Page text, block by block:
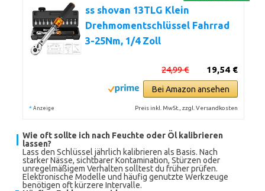
ss shovan 13TLG Klein
Drehmomentschlüssel Fahrrad
3-25Nm, 1/4 Zoll
19,54 €
24,99 €
Bei Amazon ansehen
* Anzeige Preis inkl. MwSt., zzgl. Versandkosten
Wie oft sollte ich nach Feuchte oder Öl kalibrieren
lassen?
Lass den Schlüssel jährlich kalibrieren als Basis. Nach
starker Nässe, sichtbarer Kontamination, Stürzen oder
unregelmäßigem Verhalten solltest du früher prüfen.
Elektronische Modelle und häufig genutzte Werkzeuge
benötigen oft kürzere Intervalle.